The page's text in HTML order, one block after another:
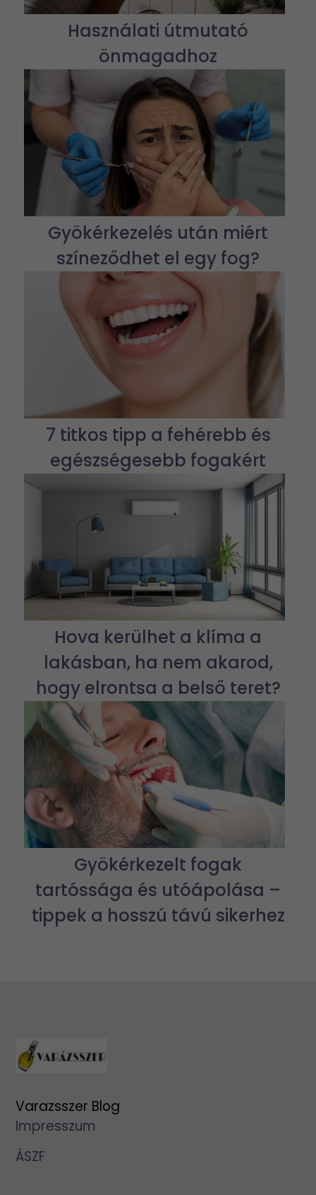
Használati útmutató
önmagadhoz
Gyökérkezelés után miért
színeződhet el egy fog?
7 titkos tipp a fehérebb és
egészségesebb fogakért
Hova kerülhet a klíma a
lakásban, ha nem akarod,
hogy elrontsa a belső teret?
Gyökérkezelt fogak
tartóssága és utóápolása –
tippek a hosszú távú sikerhez
Varazsszer Blog
Impresszum
ÁSZF